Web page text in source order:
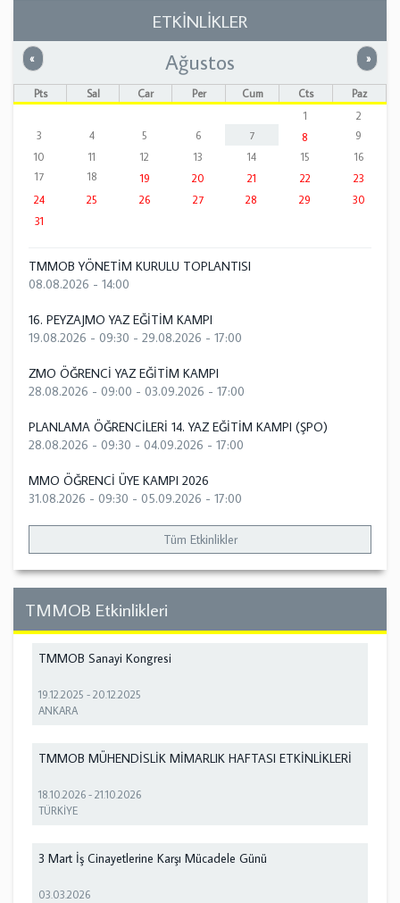
ETKİNLİKLER
« Önceki »
Ağustos
Pts Sal Çar Per Cum Cts
Paz
1
2
3
4 5 6 7 8
9
10
11 12 13 14 15
16
17
18 19 20 21 22
23
24
25 26 27 28 29
30
31
TMMOB YÖNETİM KURULU TOPLANTISI
08.08.2026 - 14:00
16. PEYZAJMO YAZ EĞİTİM KAMPI
19.08.2026 - 09:30 - 29.08.2026 - 17:00
ZMO ÖĞRENCİ YAZ EĞİTİM KAMPI
28.08.2026 - 09:00 - 03.09.2026 - 17:00
PLANLAMA ÖĞRENCİLERİ 14. YAZ EĞİTİM KAMPI (ŞPO)
28.08.2026 - 09:30 - 04.09.2026 - 17:00
MMO ÖĞRENCİ ÜYE KAMPI 2026
31.08.2026 - 09:30 - 05.09.2026 - 17:00
Tüm Etkinlikler
TMMOB Etkinlikleri
TMMOB Sanayi Kongresi
19.12.2025 -20.12.2025
ANKARA
TMMOB MÜHENDİSLİK MİMARLIK HAFTASI ETKİNLİKLERİ
18.10.2026 -21.10.2026
TÜRKİYE
3 Mart İş Cinayetlerine Karşı Mücadele Günü
03.03.2026